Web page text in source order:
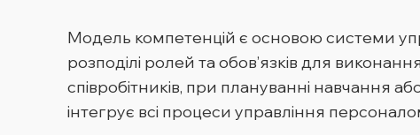
Модель компетенцій є основою системи
розподілі ролей та обов’язків для
співробітників, при плануванні навчання
інтегрує всі процеси управління